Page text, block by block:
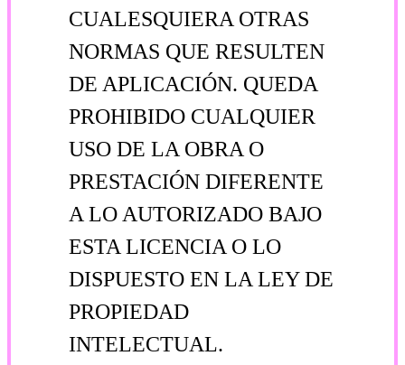
CUALESQUIERA OTRAS
NORMAS QUE RESULTEN
DE APLICACIÓN. QUEDA
PROHIBIDO CUALQUIER
USO DE LA OBRA O
PRESTACIÓN DIFERENTE
A LO AUTORIZADO BAJO
ESTA LICENCIA O LO
DISPUESTO EN LA LEY DE
PROPIEDAD
INTELECTUAL.